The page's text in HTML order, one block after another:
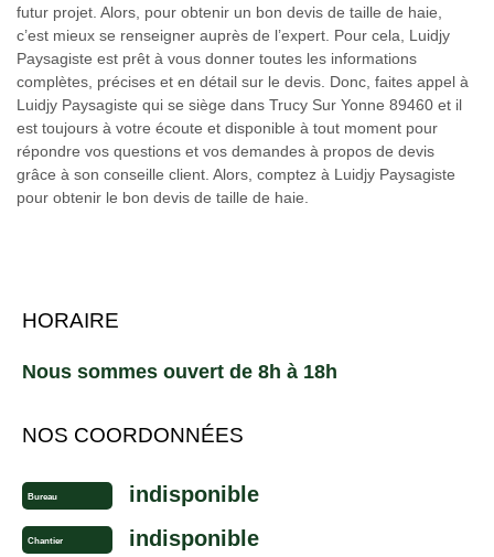
futur projet. Alors, pour obtenir un bon devis de taille de haie,
c’est mieux se renseigner auprès de l’expert. Pour cela, Luidjy
Paysagiste est prêt à vous donner toutes les informations
complètes, précises et en détail sur le devis. Donc, faites appel à
Luidjy Paysagiste qui se siège dans Trucy Sur Yonne 89460 et il
est toujours à votre écoute et disponible à tout moment pour
répondre vos questions et vos demandes à propos de devis
grâce à son conseille client. Alors, comptez à Luidjy Paysagiste
pour obtenir le bon devis de taille de haie.
HORAIRE
Nous sommes ouvert de 8h à 18h
NOS COORDONNÉES
Bureau indisponible
Chantier indisponible